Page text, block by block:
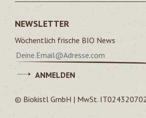
NEWSLETTER
Wöchentlich frische BIO News
ANMELDEN
© Biokistl GmbH | MwSt.